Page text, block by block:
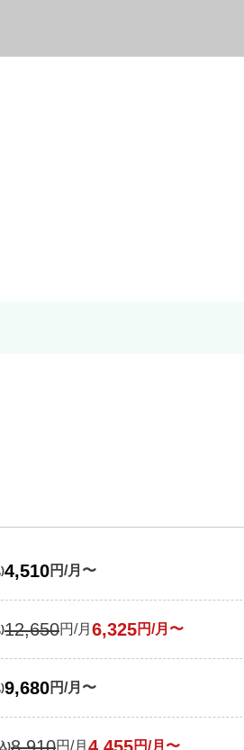
4,510円/月〜
12,650円/月 6,325円/月〜
9,680円/月〜
) 円/月 円/月〜